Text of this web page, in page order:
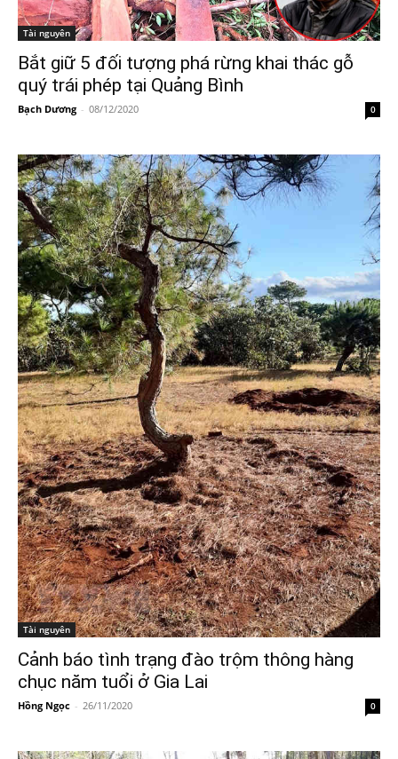
Tài nguyên
Bắt giữ 5 đối tượng phá rừng khai thác gỗ
quý trái phép tại Quảng Bình
Bạch Dương - 08/12/2020 0
Tài nguyên
Cảnh báo tình trạng đào trộm thông hàng
chục năm tuổi ở Gia Lai
Hồng Ngọc - 26/11/2020 0